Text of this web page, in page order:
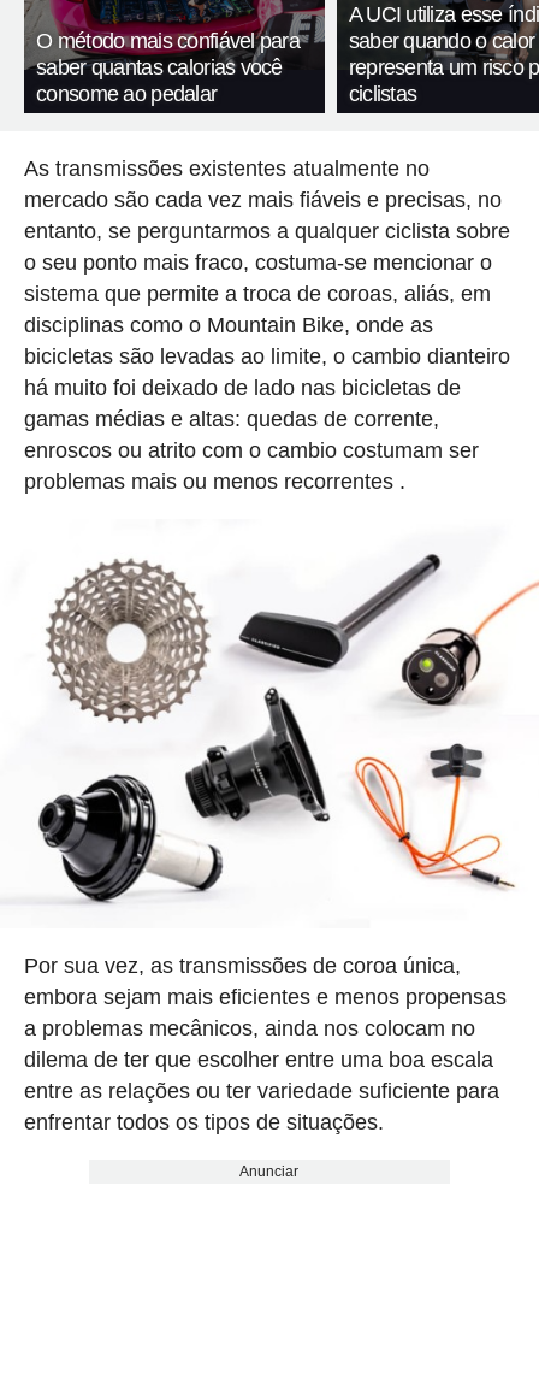
O método mais confiável para
saber quantas calorias você
consome ao pedalar
A UCI utiliza esse
saber quando o calor
representa um risco
ciclistas
As transmissões existentes atualmente no
mercado são cada vez mais fiáveis ​​e precisas, no
entanto, se perguntarmos a qualquer ciclista sobre
o seu ponto mais fraco, costuma-se mencionar o
sistema que permite a troca de coroas, aliás, em
disciplinas como o Mountain Bike, onde as
bicicletas são levadas ao limite, o cambio dianteiro
há muito foi deixado de lado nas bicicletas de
gamas médias e altas: quedas de corrente,
enroscos ou atrito com o cambio costumam ser
problemas mais ou menos recorrentes .
Por sua vez, as transmissões de coroa única,
embora sejam mais eficientes e menos propensas
a problemas mecânicos, ainda nos colocam no
dilema de ter que escolher entre uma boa escala
entre as relações ou ter variedade suficiente para
enfrentar todos os tipos de situações.
Anunciar